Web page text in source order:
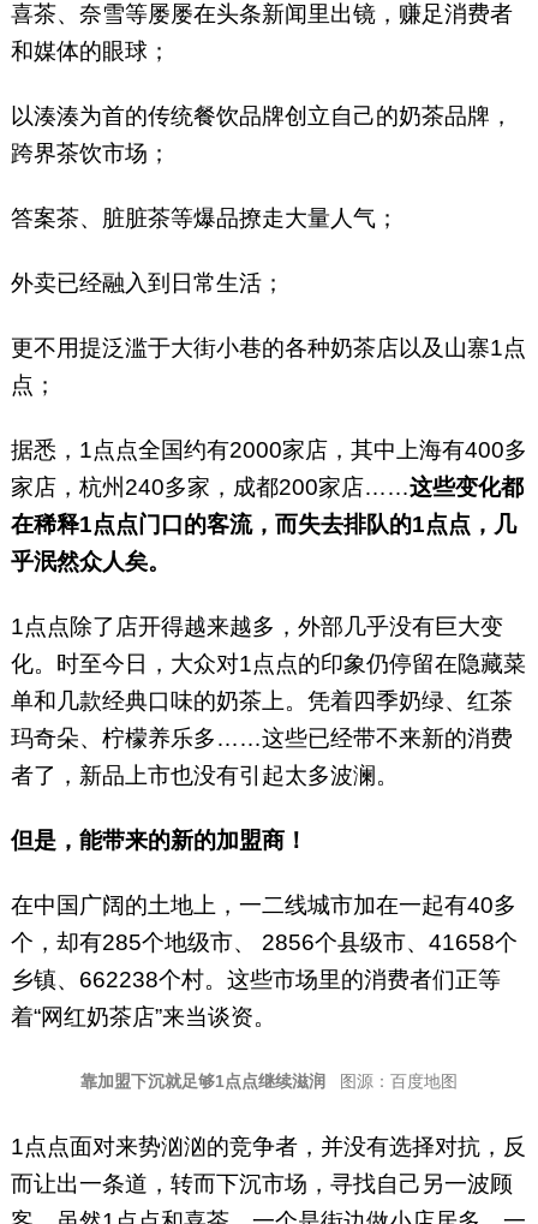
喜茶、奈雪等屡屡在头条新闻里出镜，赚足消费者
和媒体的眼球；
以湊湊为首的传统餐饮品牌创立自己的奶茶品牌，
跨界茶饮市场；
答案茶、脏脏茶等爆品撩走大量人气；
外卖已经融入到日常生活；
更不用提泛滥于大街小巷的各种奶茶店以及山寨1点
点；
据悉，1点点全国约有2000家店，其中上海有400多
家店，杭州240多家，成都200家店……这些变化都
在稀释1点点门口的客流，而失去排队的1点点，几
乎泯然众人矣。
1点点除了店开得越来越多，外部几乎没有巨大变
化。时至今日，大众对1点点的印象仍停留在隐藏菜
单和几款经典口味的奶茶上。凭着四季奶绿、红茶
玛奇朵、柠檬养乐多……这些已经带不来新的消费
者了，新品上市也没有引起太多波澜。
但是，能带来的新的加盟商！
在中国广阔的土地上，一二线城市加在一起有40多
个，却有285个地级市、 2856个县级市、41658个
乡镇、662238个村。这些市场里的消费者们正等
着“网红奶茶店”来当谈资。
靠加盟下沉就足够1点点继续滋润 图源：百度地图
1点点面对来势汹汹的竞争者，并没有选择对抗，反
而让出一条道，转而下沉市场，寻找自己另一波顾